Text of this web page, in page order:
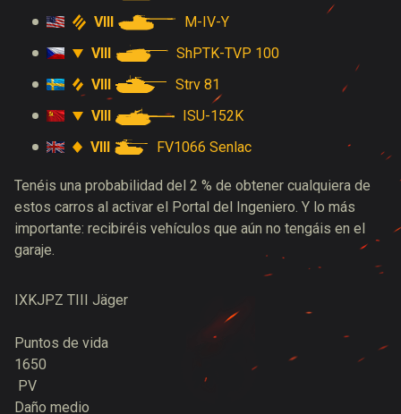
VIII
M-IV-Y
VIII
ShPTK-TVP 100
VIII
Strv 81
VIII
ISU-152K
VIII
FV1066 Senlac
Tenéis una probabilidad del 2 % de obtener cualquiera de
estos carros al activar el Portal del Ingeniero. Y lo más
importante: recibiréis vehículos que aún no tengáis en el
garaje.
IXKJPZ TIII Jäger
Puntos de vida
1650
PV
Daño medio